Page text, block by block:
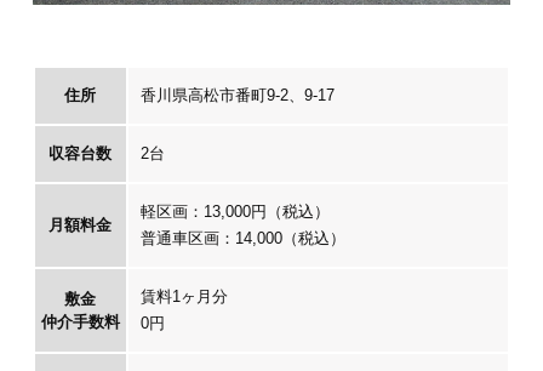
住所 香川県高松市番町9-2、9-17
収容台数 2台
月額料金
軽区画：13,000円（税込）
普通車区画：14,000（税込）
敷金
仲介手数料
賃料1ヶ月分
0円